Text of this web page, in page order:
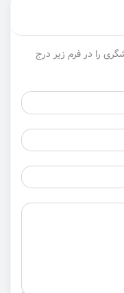
را در فرم زیر درج